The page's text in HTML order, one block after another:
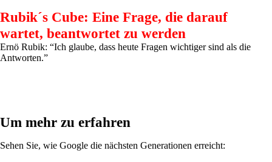
Rubik´s Cube: Eine Frage, die darauf
wartet, beantwortet zu werden
Ernö Rubik: “Ich glaube, dass heute Fragen wichtiger sind als die
Antworten.”
Um mehr zu erfahren
Sehen Sie, wie Google die nächsten Generationen erreicht: